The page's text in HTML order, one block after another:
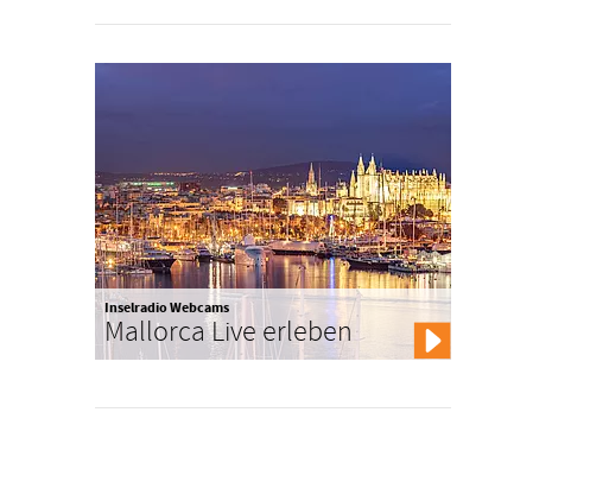
Inselradio Webcams
Mallorca Live erleben